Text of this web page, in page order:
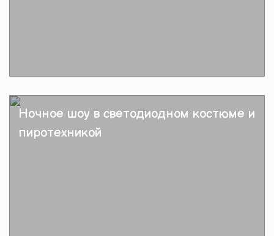
Подробнее
Ночное шоу в светодиодном костюме и
пиротехникой